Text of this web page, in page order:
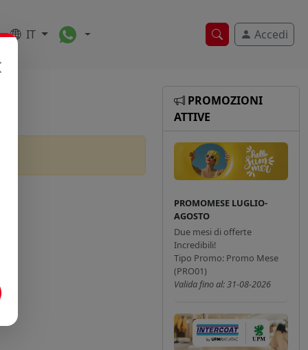
Ricerca veloce
Accedi
IT Toggle Dropdown
PROMOZIONI
ATTIVE
PROMOMESE LUGLIO-
AGOSTO
Due mesi di offerte
Incredibili!
Tipo Promo: Promo Mese
(PRO01)
Valida fino al: 31-08-2026